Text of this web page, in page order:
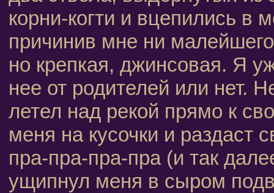
корни-когти и вцепились в
причинив мне ни
но крепкая, джинсовая. Я
нее от родителей или нет.
летел над рекой прямо к
меня на кусочки и раздаст
пра-пра-пра-пра (и так
ущипнул меня в сыром